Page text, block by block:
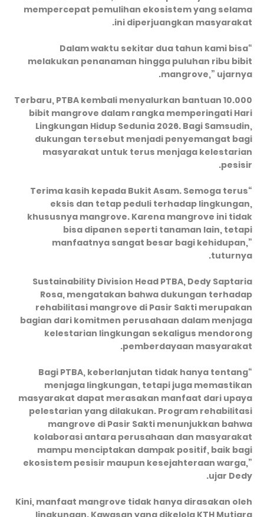
mempercepat pemulihan ekosistem yang selama
ini diperjuangkan masyarakat.
“Dalam waktu sekitar dua tahun kami bisa
melakukan penanaman hingga puluhan ribu bibit
mangrove,” ujarnya.
Terbaru, PTBA kembali menyalurkan bantuan 10.000
bibit mangrove dalam rangka memperingati Hari
Lingkungan Hidup Sedunia 2026. Bagi Samsudin,
dukungan tersebut menjadi penyemangat bagi
masyarakat untuk terus menjaga kelestarian
pesisir.
“Terima kasih kepada Bukit Asam. Semoga terus
eksis dan tetap peduli terhadap lingkungan,
khususnya mangrove. Karena mangrove ini tidak
bisa dipanen seperti tanaman lain, tetapi
manfaatnya sangat besar bagi kehidupan,”
tuturnya.
Sustainability Division Head PTBA, Dedy Saptaria
Rosa, mengatakan bahwa dukungan terhadap
rehabilitasi mangrove di Pasir Sakti merupakan
bagian dari komitmen perusahaan dalam menjaga
kelestarian lingkungan sekaligus mendorong
pemberdayaan masyarakat.
“Bagi PTBA, keberlanjutan tidak hanya tentang
menjaga lingkungan, tetapi juga memastikan
masyarakat dapat merasakan manfaat dari upaya
pelestarian yang dilakukan. Program rehabilitasi
mangrove di Pasir Sakti menunjukkan bahwa
kolaborasi antara perusahaan dan masyarakat
mampu menciptakan dampak positif, baik bagi
ekosistem pesisir maupun kesejahteraan warga,”
ujar Dedy.
Kini, manfaat mangrove tidak hanya dirasakan oleh
lingkungan. Kawasan yang dikelola KTH Mutiara